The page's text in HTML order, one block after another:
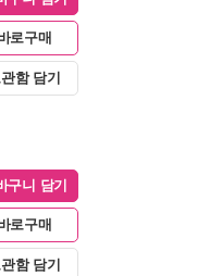
로구매
함 담기
구니 담기
로구매
함 담기